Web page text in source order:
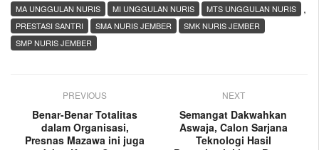
,
MA UNGGULAN NURIS MI UNGGULAN NURIS
MTS UNGGULAN NURIS
PRESTASI SANTRI
SMA NURIS JEMBER
SMK NURIS JEMBER
SMP NURIS JEMBER
PREVIOUS
Benar-Benar Totalitas
dalam Organisasi,
Presnas Mazawa ini juga
NEXT
Semangat Dakwahkan
Aswaja, Calon Sarjana
Teknologi Hasil